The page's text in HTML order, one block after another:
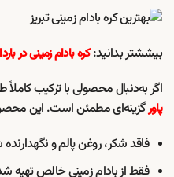
بیششتر بدانید:کره بادام زمینی در
اگر به‌دنبال محصولی با ترکیب
پاورگزینه‌ای مطمئن است. این
فاقد شکر، روغن پالم و
فقط از بادام زمینی خالص تهیه